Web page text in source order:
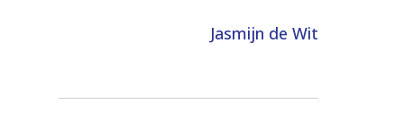
Jasmijn de Wit